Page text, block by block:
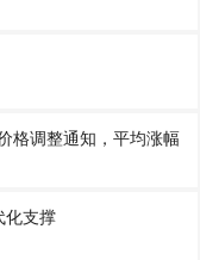
格调整通知，平均涨幅
化支撑